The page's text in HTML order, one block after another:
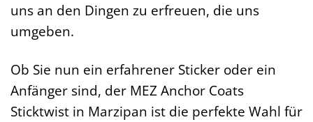
uns an den Dingen zu erfreuen, die uns
umgeben.
Ob Sie nun ein erfahrener Sticker oder ein
Anfänger sind, der MEZ Anchor Coats
Sticktwist in Marzipan ist die perfekte Wahl für